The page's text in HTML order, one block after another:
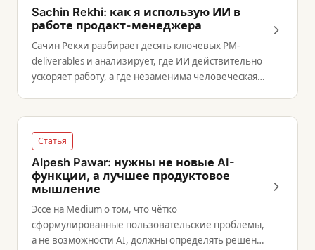
Sachin Rekhi: как я использую ИИ в
работе продакт-менеджера
Сачин Рекхи разбирает десять ключевых PM-
deliverables и анализирует, где ИИ действительно
ускоряет работу, а где незаменима человеческая
Статья
Alpesh Pawar: нужны не новые AI-
функции, а лучшее продуктовое
мышление
Эссе на Medium о том, что чётко
сформулированные пользовательские проблемы,
а не возможности AI, должны определять решения